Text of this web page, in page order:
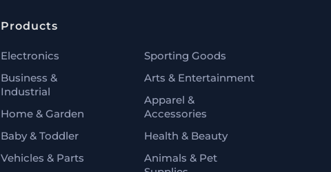
Products
Electronics
Business &
Industrial
Home & Garden
Baby & Toddler
Vehicles & Parts
Sporting Goods
Arts & Entertainment
Apparel &
Accessories
Health & Beauty
Animals & Pet